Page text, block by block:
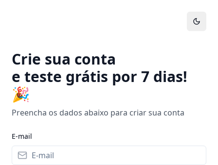
Crie sua conta
e teste grátis por 7 dias!
🎉
Preencha os dados abaixo para criar sua conta
E-mail